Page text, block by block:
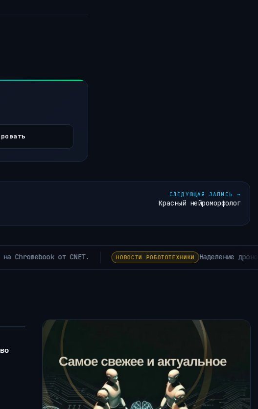
СЛЕДУЮЩАЯ ЗАПИСЬ →
Красный нейроморфолог
«боли» может помочь им предсказывать нестабильность до того,